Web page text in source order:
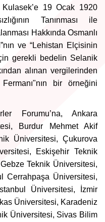
19 Ocak 1920
Tanınması ile
Hakkında Osmanlı
ve “Lehistan Elçisinin
gerekli bedelin Selanik
alınan vergilerinden
bir örneğini
Forumu’na, Ankara
Burdur Mehmet Akif
Üniversitesi, Çukurova
Eskişehir Teknik
Teknik Üniversitesi,
Cerrahpaşa Üniversitesi,
Üniversitesi, İzmir
Üniversitesi, Karadeniz
Üniversitesi, Sivas Bilim